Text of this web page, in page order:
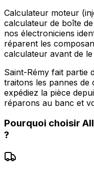
Calculateur moteur
calculateur de boîte
nos électroniciens
réparent les
calculateur avant de
Saint-Rémy fait partie
traitons les pannes de
expédiez la pièce
réparons au banc et
Pourquoi choisir
?